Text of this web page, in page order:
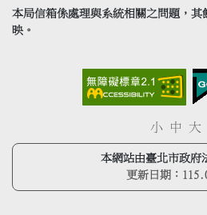
本局信箱係處理與系統相關之問題，其
映。
小 中 大
本網站由臺北市政府
更新日期：